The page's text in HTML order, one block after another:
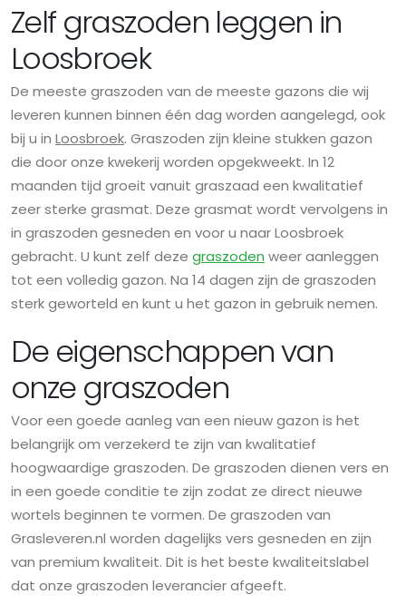
Zelf graszoden leggen in
Loosbroek
De meeste graszoden van de meeste gazons die wij
leveren kunnen binnen één dag worden aangelegd, ook
bij u in Loosbroek. Graszoden zijn kleine stukken gazon
die door onze kwekerij worden opgekweekt. In 12
maanden tijd groeit vanuit graszaad een kwalitatief
zeer sterke grasmat. Deze grasmat wordt vervolgens in
in graszoden gesneden en voor u naar Loosbroek
gebracht. U kunt zelf deze graszoden weer aanleggen
tot een volledig gazon. Na 14 dagen zijn de graszoden
sterk geworteld en kunt u het gazon in gebruik nemen.
De eigenschappen van
onze graszoden
Voor een goede aanleg van een nieuw gazon is het
belangrijk om verzekerd te zijn van kwalitatief
hoogwaardige graszoden. De graszoden dienen vers en
in een goede conditie te zijn zodat ze direct nieuwe
wortels beginnen te vormen. De graszoden van
Grasleveren.nl worden dagelijks vers gesneden en zijn
van premium kwaliteit. Dit is het beste kwaliteitslabel
dat onze graszoden leverancier afgeeft.